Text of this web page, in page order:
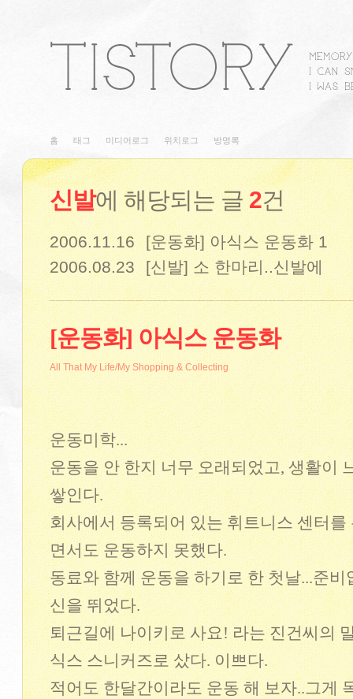
홈 태그 미디어로그 위치로그 방명록
신발에 해당되는 글2건
2006.11.16 [운동화] 아식스 운동화 1
2006.08.23 [신발] 소 한마리..신발에
[운동화] 아식스 운동화
All That My Life/My Shopping & Collecting
운동미학...
운동을 안 한지 너무 오래되었고, 생활이
쌓인다.
회사에서 등록되어 있는 휘트니스 센터
면서도 운동하지 못했다.
동료와 함께 운동을 하기로 한 첫날...준
신을 뛰었다.
퇴근길에 나이키로 사요! 라는 진건씨의
식스 스니커즈로 샀다. 이쁘다.
적어도 한달간이라도 운동 해 보자..그게